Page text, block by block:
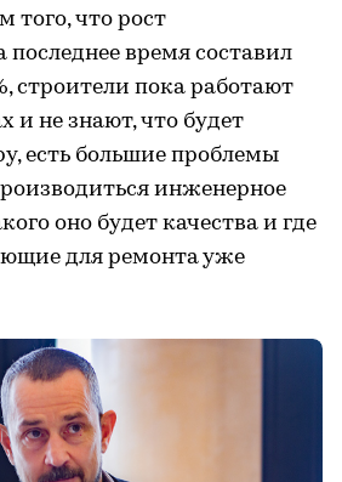
того, что рост
последнее время составил
строители пока работают
и не знают, что будет
есть большие проблемы
инженерное
оно будет качества и где
для ремонта уже